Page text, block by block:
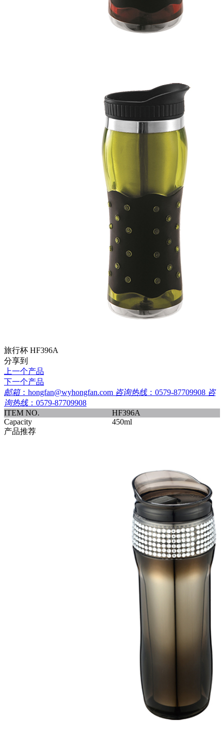
旅行杯 HF396A
分享到
上一个产品
下一个产品
邮箱： hongfan@wyhongfan.com 咨询热线： 0579-87709908 咨
询热线： 0579-87709908
ITEM NO.
HF396A
Capacity
450ml
产品推荐